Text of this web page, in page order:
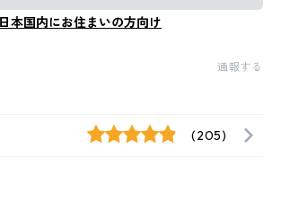
日本国内にお住まいの方向け
通報する
(205)